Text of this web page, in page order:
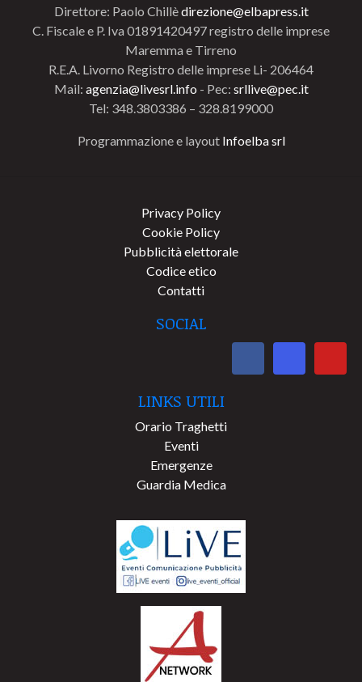
Direttore: Paolo Chillèdirezione@elbapress.it
C. Fiscale e P. Iva 01891420497 registro delle imprese
Maremma e Tirreno
R.E.A. Livorno Registro delle imprese Li- 206464
Mail: agenzia@livesrl.info - Pec: srllive@pec.it
Tel: 348.3803386 – 328.8199000
Programmazione e layout Infoelba srl
Privacy Policy
Cookie Policy
Pubblicità elettorale
Codice etico
Contatti
SOCIAL
LINKS UTILI
Orario Traghetti
Eventi
Emergenze
Guardia Medica